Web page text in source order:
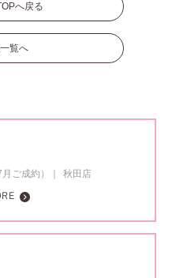
へ戻る
覧へ
ご成約）
秋田店